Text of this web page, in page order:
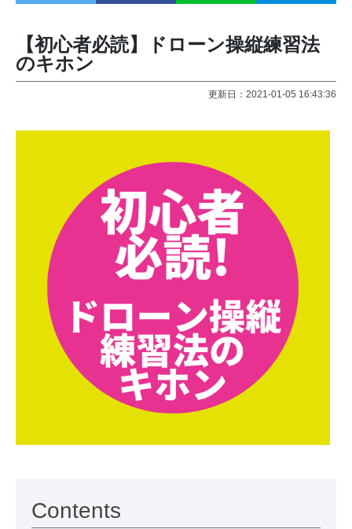
【初心者必読】ドローン操縦練習法
のキホン
更新日：2021-01-05 16:43:36
Contents